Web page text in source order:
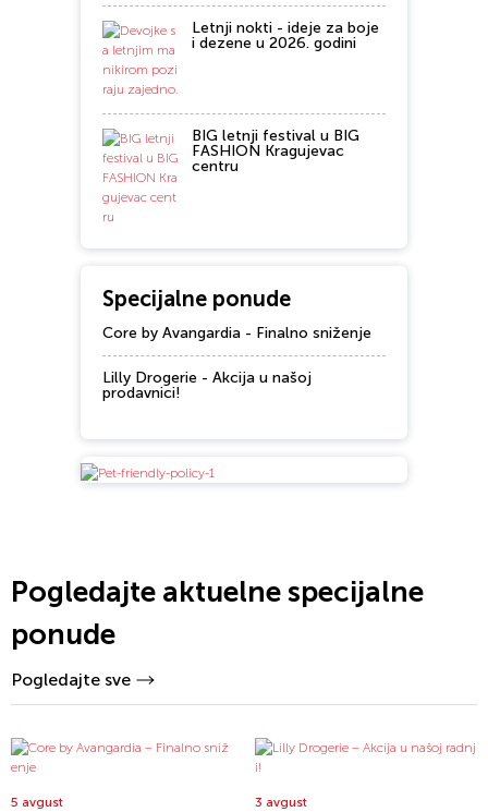
Letnji nokti - ideje za boje
i dezene u 2026. godini
BIG letnji festival u BIG
FASHION Kragujevac
centru
Specijalne ponude
Core by Avangardia - Finalno sniženje
Lilly Drogerie - Akcija u našoj
prodavnici!
Pogledajte aktuelne specijalne
ponude
Pogledajte sve
5 avgust 3 avgust